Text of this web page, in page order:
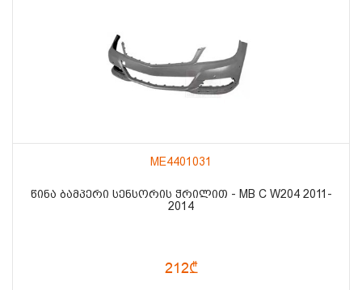
ME4401031
ᲬᲘᲜᲐ ᲑᲐᲛᲞᲔᲠᲘ ᲡᲔᲜᲡᲝᲠᲘᲡ ᲭᲠᲘᲚᲘᲗ - MB C W204 2011-
2014
212₾